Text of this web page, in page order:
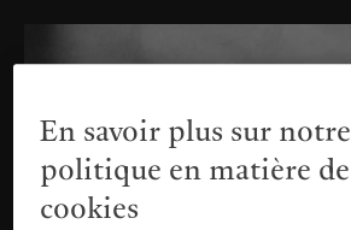
En savoir plus sur notre
politique en matière de
cookies